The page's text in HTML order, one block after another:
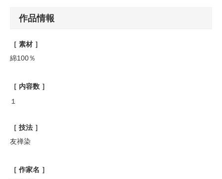
作品情報
［ 素材 ］
綿100％
［ 内容数 ］
１
［ 技法 ］
友禅染
［ 作家名 ］